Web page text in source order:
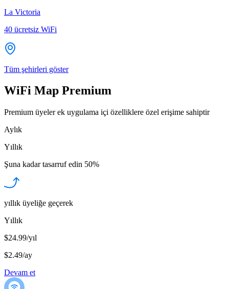
La Victoria
40 ücretsiz WiFi
Tüm şehirleri göster
WiFi Map Premium
Premium üyeler ek uygulama içi özelliklere özel erişime sahiptir
Aylık
Yıllık
Şuna kadar tasarruf edin 50%
yıllık üyeliğe geçerek
Yıllık
$24.99/yıl
$2.49/ay
Devam et